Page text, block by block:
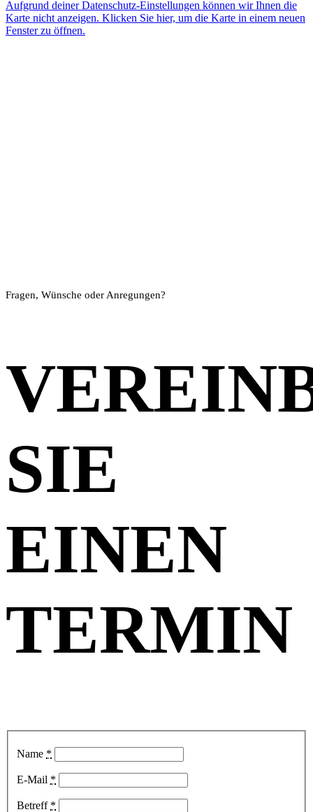
Aufgrund deiner Datenschutz-Einstellungen können wir Ihnen die
Karte nicht anzeigen. Klicken Sie hier, um die Karte in einem neuen
Fenster zu öffnen.
Fragen, Wünsche oder Anregungen?
SIE
EINEN
TERMIN
Name *
E-Mail *
Betreff *